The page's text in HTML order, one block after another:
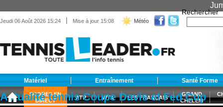
Jeudi 06 Août 2026 15:24 | Mise à jour 15:08 Météo
Rechercher
Matériel Entraînement Santé Forme
SCORES EN
DIRECT
ATP WTA LES FRANÇAIS
GRAND
CHELEM
Actualité tennis Coupe Davis et Fed Cup